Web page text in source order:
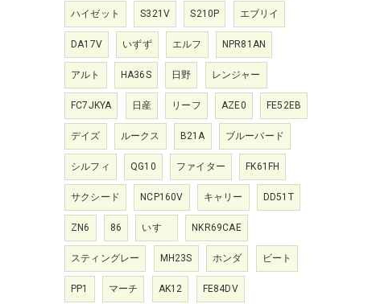
ハイゼット S321V S210P エブリイ
DA17V いずず エルフ NPR81AN
アルト HA36S 日野 レンジャー
FC7JKYA 日産 リーフ AZE0 FE52EB
デイズ ルークス B21A ブルーバード
シルフィ QG10 ファイター FK61FH
サクシード NCP160V キャリー DD51T
ZN6 86 いすゞ NKR69CAE
スティングレー MH23S ホンダ ビート
PP1 マーチ AK12 FE84DV